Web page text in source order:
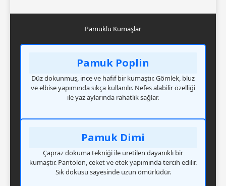
Pamuklu Kumaşlar
Pamuk Poplin
Düz dokunmuş, ince ve hafif bir kumaştır. Gömlek, bluz
ve elbise yapımında sıkça kullanılır. Nefes alabilir özelliği
ile yaz aylarında rahatlık sağlar.
Pamuk Dimi
Çapraz dokuma tekniği ile üretilen dayanıklı bir
kumaştır. Pantolon, ceket ve etek yapımında tercih edilir.
Sık dokusu sayesinde uzun ömürlüdür.